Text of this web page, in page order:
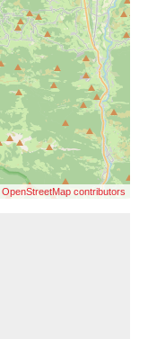
OpenStreetMap contributors